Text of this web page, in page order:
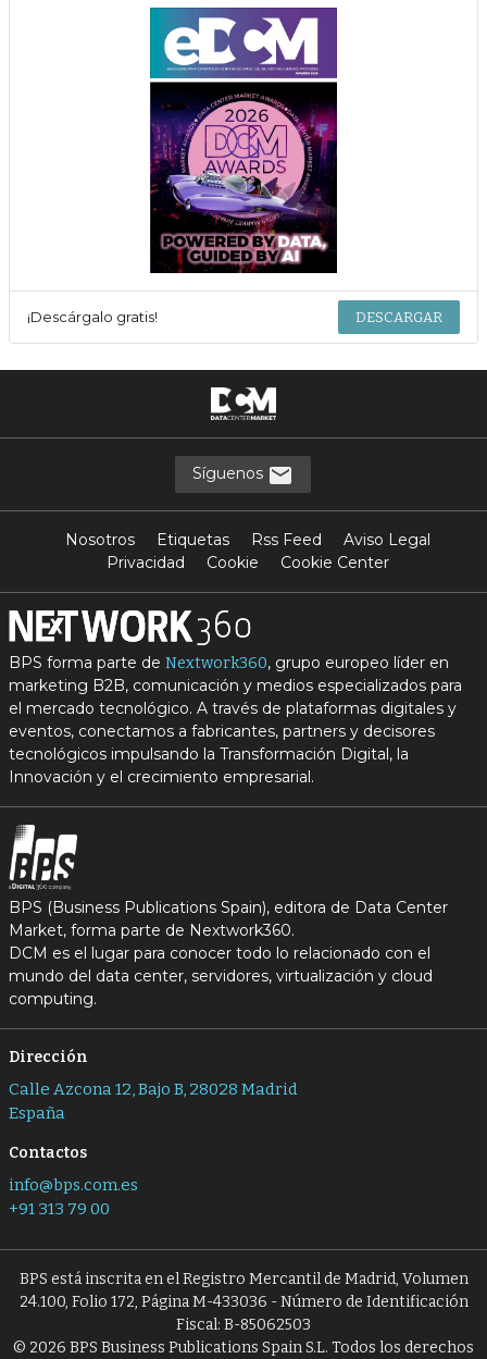
¡Descárgalo gratis! DESCARGAR
Síguenos
Nosotros Etiquetas Rss Feed
Aviso Legal
Privacidad
Cookie Cookie Center
BPS forma parte de Nextwork360, grupo europeo líder en
marketing B2B, comunicación y medios especializados para
el mercado tecnológico. A través de plataformas digitales y
eventos, conectamos a fabricantes, partners y decisores
tecnológicos impulsando la Transformación Digital, la
Innovación y el crecimiento empresarial.
BPS (Business Publications Spain), editora de Data Center
Market, forma parte de Nextwork360.
DCM es el lugar para conocer todo lo relacionado con el
mundo del data center, servidores, virtualización y cloud
computing.
Dirección
Calle Azcona 12, Bajo B, 28028 Madrid
España
Contactos
info@bps.com.es
+91 313 79 00
BPS está inscrita en el Registro Mercantil de Madrid, Volumen
24.100, Folio 172, Página M-433036 - Número de Identificación
Fiscal: B-85062503
© 2026 BPS Business Publications Spain S.L. Todos los derechos